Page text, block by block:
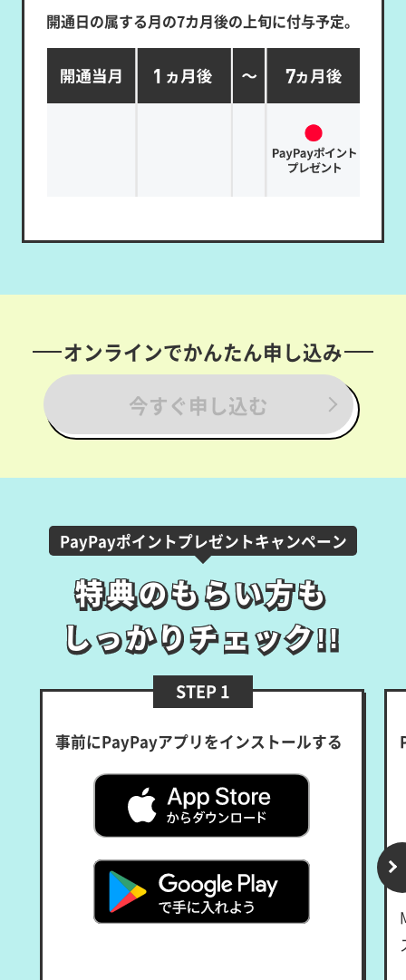
開通日の属する月の7カ月後の上旬に付与予定。
オンラインでかんたん申し込み
今すぐ申し込む
PayPayポイントプレゼントキャンペーン
特典のもらい方も
しっかりチェック!!
特典のもらい方も
しっかりチェック!!
STEP 1
事前にPayPayアプリをインストールする